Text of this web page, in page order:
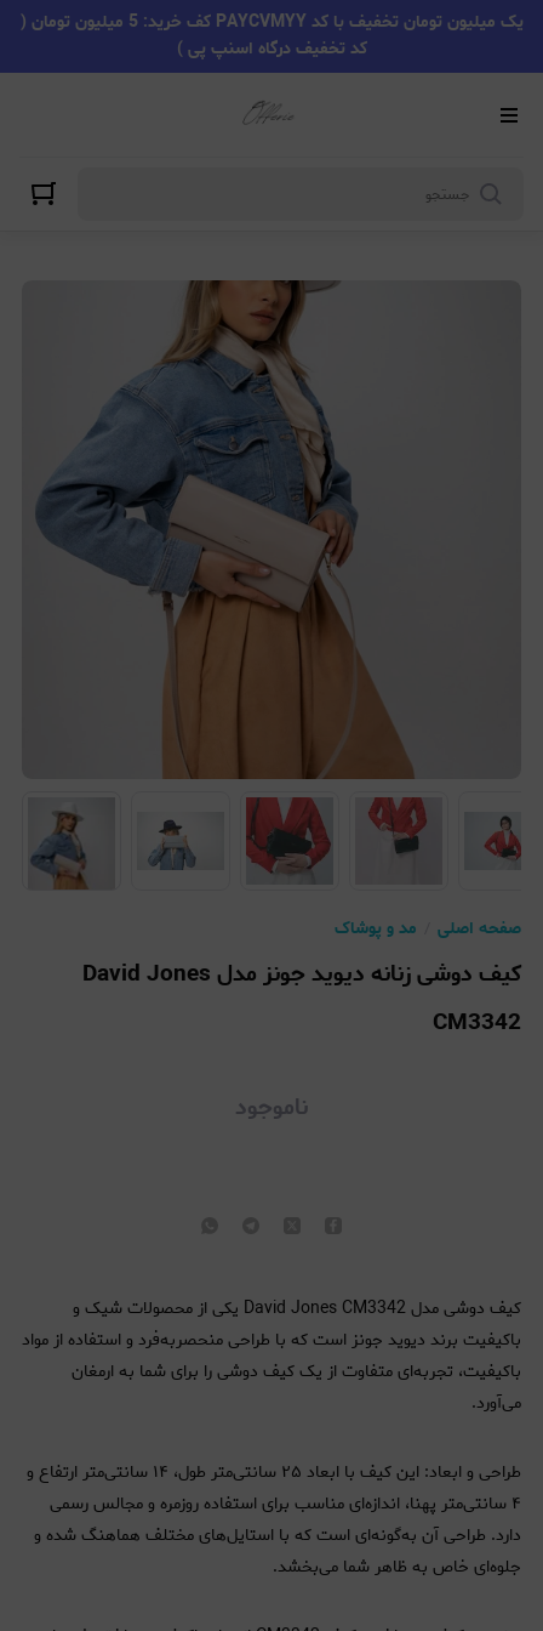
یک میلیون تومان تخفیف با کد PAYCVMYY کف خرید: 5 میلیون تومان (
کد تخفیف درگاه اسنپ پی )
صفحه اصلی مد و پوشاک
کیف دوشی زنانه دیوید جونز مدل David Jones
CM3342
ناموجود
کیف دوشی مدل David Jones CM3342 یکی از محصولات شیک و
باکیفیت برند دیوید جونز است که با طراحی منحصربه‌فرد و استفاده از مواد
باکیفیت، تجربه‌ای متفاوت از یک کیف دوشی را برای شما به ارمغان
می‌آورد.
طراحی و ابعاد: این کیف با ابعاد ۲۵ سانتی‌متر طول، ۱۴ سانتی‌متر ارتفاع و
۴ سانتی‌متر پهنا، اندازه‌ای مناسب برای استفاده روزمره و مجالس رسمی
دارد. طراحی آن به‌گونه‌ای است که با استایل‌های مختلف هماهنگ شده و
جلوه‌ای خاص به ظاهر شما می‌بخشد.